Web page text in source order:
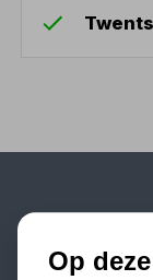
Populaire
Op